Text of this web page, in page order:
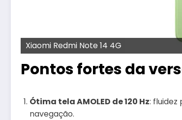
Xiaomi Redmi Note 14 4G
Pontos fortes da
Ótima tela AMOLED de 120 Hz: fluidez
navegação.